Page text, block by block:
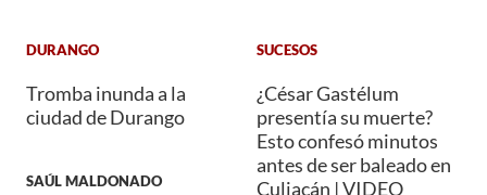
DURANGO
Tromba inunda a la
ciudad de Durango
SAÚL MALDONADO
SUCESOS
¿César Gastélum
presentía su muerte?
Esto confesó minutos
antes de ser baleado en
Culiacán | VIDEO